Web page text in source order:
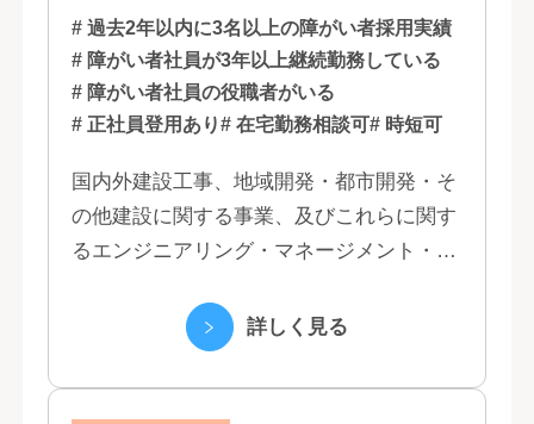
福岡
# 過去2年以内に3名以上の障がい者採用実績
# 障がい者社員が3年以上継続勤務している
# 障がい者社員の役職者がいる
# 正社員登用あり# 在宅勤務相談可 # 時短可
国内外建設工事、地域開発・都市開発・そ
の他建設に関する事業、及びこれらに関す
るエンジニアリング・マネージメント・コ
詳しく見る